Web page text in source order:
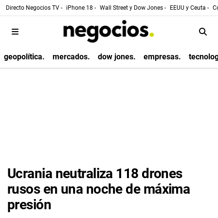
Directo Negocios TV - iPhone 18 - Wall Street y Dow Jones - EEUU y Ceuta -
geopolítica. mercados. dow jones. empresas.
Ucrania neutraliza 118 drones
rusos en una noche de máxima
presión